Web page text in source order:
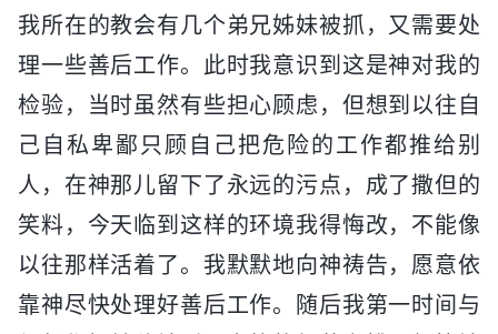
我所在的教会有几个弟兄姊妹被抓，又需要处
理一些善后工作。此时我意识到这是神对我的
检验，当时虽然有些担心顾虑，但想到以往自
己自私卑鄙只顾自己把危险的工作都推给别
人，在神那儿留下了永远的污点，成了撒但的
笑料，今天临到这样的环境我得悔改，不能像
以往那样活着了。我默默地向神祷告，愿意依
靠神尽快处理好善后工作。随后我第一时间与